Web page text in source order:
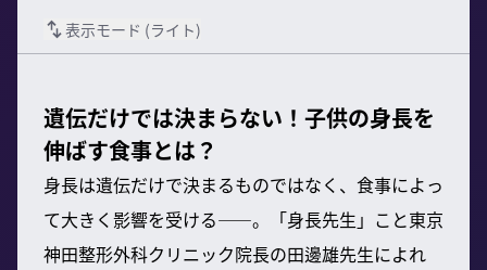
表示モード (ライト)
遺伝だけでは決まらない！子供の身長を
伸ばす食事とは？
身長は遺伝だけで決まるものではなく、食事によっ
て大きく影響を受ける——。「身長先生」こと東京
神田整形外科クリニック院長の田邊雄先生によれ